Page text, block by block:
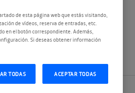
de esta página web que estás visitando,
de vídeos, reserva de entradas, etc.
en el botón correspondiente. Además,
Si deseas obtener información
TODAS ACEPTAR TODAS